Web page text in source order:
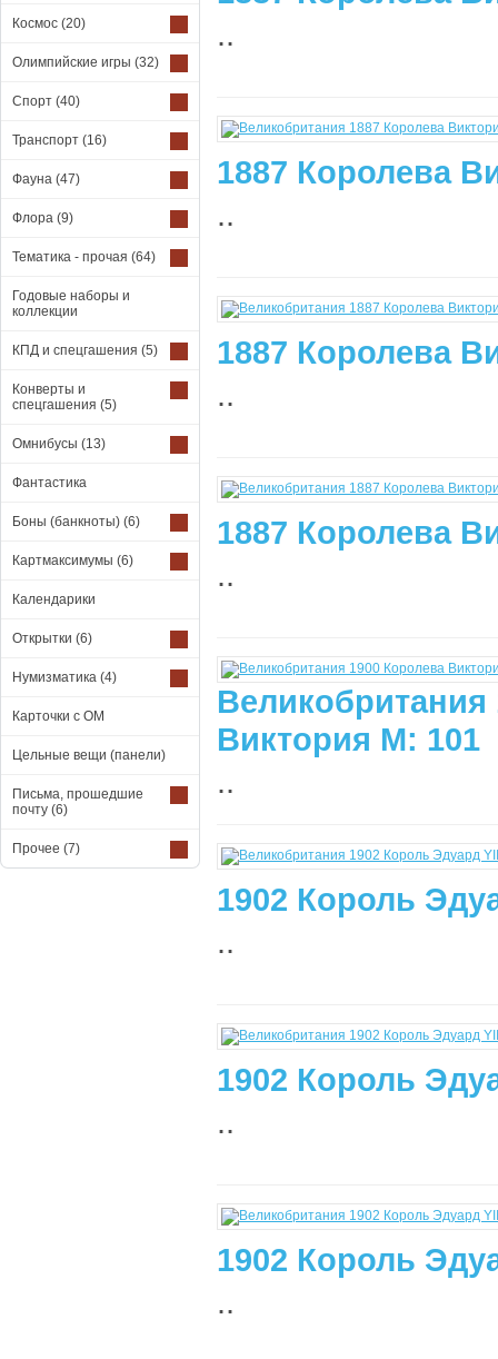
Космос (20)
Олимпийские игры (32)
Спорт (40)
Транспорт (16)
Фауна (47)
Флора (9)
Тематика - прочая (64)
Годовые наборы и
коллекции
КПД и спецгашения (5)
Конверты и
спецгашения (5)
Омнибусы (13)
Фантастика
Боны (банкноты) (6)
Картмаксимумы (6)
Календарики
Открытки (6)
Нумизматика (4)
Карточки с ОМ
Цельные вещи (панели)
Письма, прошедшие
почту (6)
Прочее (7)
..
1887 Королева
..
1887 Королева
..
1887 Королева
..
Великобритания
Виктория М: 101
..
1902 Король
..
1902 Король
..
1902 Король
..